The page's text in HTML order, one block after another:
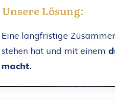
Unsere Lösung:
Eine langfristige
stehen hat und mit einem
macht.